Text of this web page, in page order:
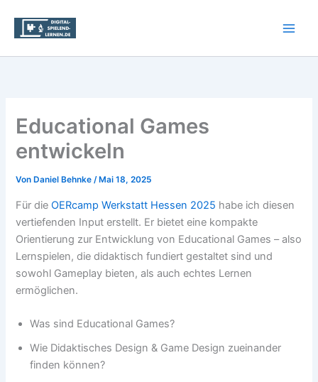
Inhalt
springen
Educational Games
entwickeln
Von Daniel Behnke/ Mai 18, 2025
Für dieOERcamp Werkstatt Hessen 2025 habe ich diesen
vertiefenden Input erstellt. Er bietet eine kompakte
Orientierung zur Entwicklung von Educational Games – also
Lernspielen, die didaktisch fundiert gestaltet sind und
sowohl Gameplay bieten, als auch echtes Lernen
ermöglichen.
Was sind Educational Games?
Wie Didaktisches Design & Game Design zueinander
finden können?